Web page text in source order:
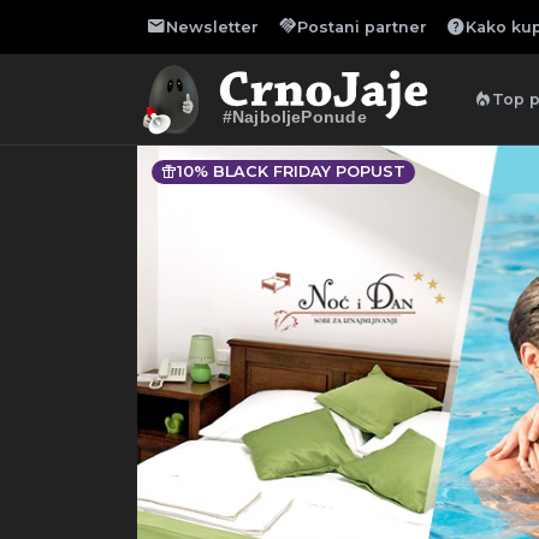
mailNewsletter handshakePostani partner helpKako
#NajboljePonude
local_fire_department Top
featured_seasonal_and_gifts10% BLACK FRIDAY POPUST